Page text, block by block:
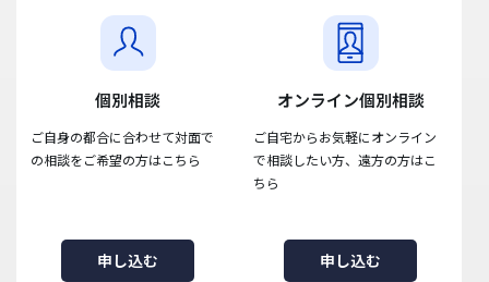
個別相談
ご自身の都合に合わせて対面で
の相談をご希望の方はこちら
申し込む
オンライン個別相談
ご自宅からお気軽にオンライン
で相談したい方、遠方の方はこ
ちら
申し込む